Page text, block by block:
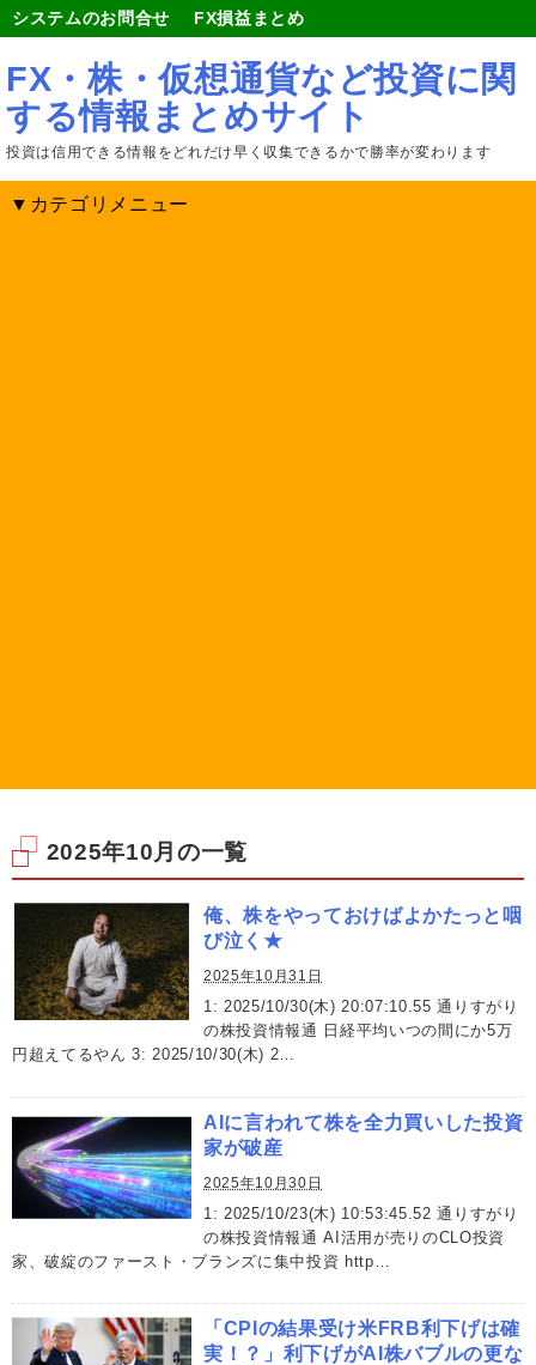
システムのお問合せ FX損益まとめ
FX・株・仮想通貨など投資に関
する情報まとめサイト
投資は信用できる情報をどれだけ早く収集できるかで勝率が変わります
▼カテゴリメニュー
2025年10月の一覧
俺、株をやっておけばよかたっと咽
び泣く★
2025年10月31日
1: 2025/10/30(木) 20:07:10.55 通りすがり
の株投資情報通 日経平均いつの間にか5万
円超えてるやん 3: 2025/10/30(木) 2…
AIに言われて株を全力買いした投資
家が破産
2025年10月30日
1: 2025/10/23(木) 10:53:45.52 通りすがり
の株投資情報通 AI活用が売りのCLO投資
家、破綻のファースト・ブランズに集中投資 http…
「CPIの結果受け米FRB利下げは確
実！？」利下げがAI株バブルの更な